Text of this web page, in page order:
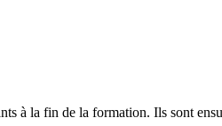
à la fin de la formation. Ils sont